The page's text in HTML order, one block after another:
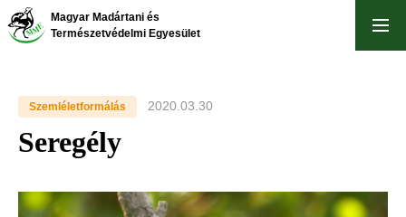
Ugrás
Magyar Madártani és
Természetvédelmi Egyesület
Szemléletformálás 2020.03.30
Seregély